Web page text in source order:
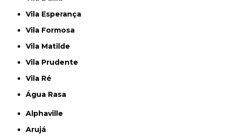
Vila Esperança
Vila Formosa
Vila Matilde
Vila Prudente
Vila Ré
Água Rasa
Alphaville
Arujá